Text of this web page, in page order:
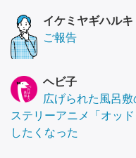
イケミヤギハルキ
ご報告
ヘビ子
広げられた風呂
ステリーアニメ「オッ
したくなった